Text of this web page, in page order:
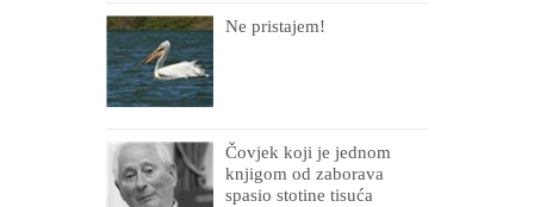
Ne pristajem!
Čovjek koji je jednom
knjigom od zaborava
spasio stotine tisuća